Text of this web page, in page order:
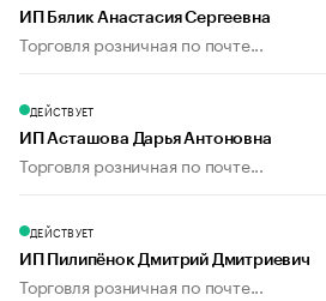
ИП Бялик Анастасия Сергеевна
Торговля розничная по почте...
ДЕЙСТВУЕТ
ИП Асташова Дарья Антоновна
Торговля розничная по почте...
ДЕЙСТВУЕТ
ИП Пилипёнок Дмитрий Дмитриевич
Торговля розничная по почте...